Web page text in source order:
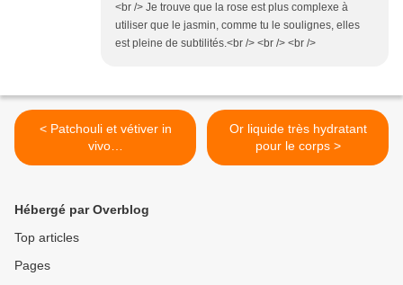
<br /> Je trouve que la rose est plus complexe à
utiliser que le jasmin, comme tu le soulignes, elles
est pleine de subtilités.<br /> <br /> <br />
< Patchouli et vétiver in
vivo…
Or liquide très hydratant
pour le corps >
Hébergé par Overblog
Top articles
Pages